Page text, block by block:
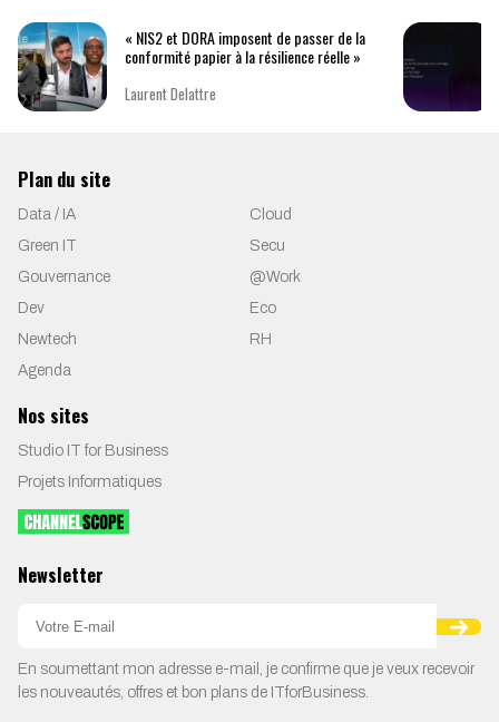
« NIS2 et DORA imposent de passer de la
conformité papier à la résilience réelle »
Laurent Delattre
Plan du site
Data / IA
Cloud
Green IT
Secu
Gouvernance
@Work
Dev
Eco
Newtech
RH
Agenda
Nos sites
Studio IT for Business
Projets Informatiques
Newsletter
En soumettant mon adresse e-mail, je confirme que je veux recevoir
les nouveautés, offres et bon plans de ITforBusiness.